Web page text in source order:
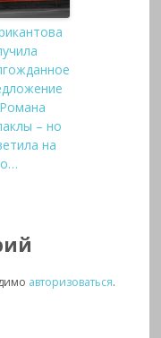
– но
на
авторизоваться.